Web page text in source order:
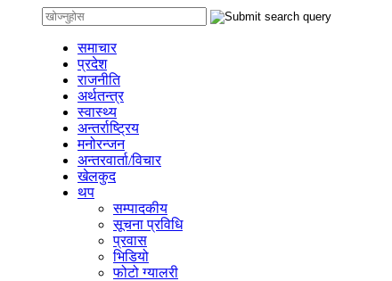
समाचार
प्रदेश
राजनीति
अर्थतन्त्र
स्वास्थ्य
अन्तर्राष्ट्रिय
मनोरन्जन
अन्तरवार्ता/विचार
खेलकुद
थप
सम्पादकीय
सूचना प्रविधि
प्रवास
भिडियो
फोटो ग्यालरी